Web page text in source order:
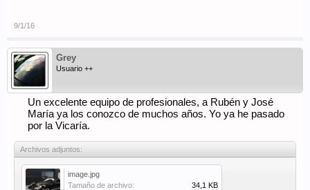
9/1/16
Grey
Usuario ++
Un excelente equipo de profesionales, a Rubén y José
María ya los conozco de muchos años. Yo ya he pasado
por la Vicaría.
Archivos adjuntos:
image.jpg
Tamaño de archivo:
34,1 KB